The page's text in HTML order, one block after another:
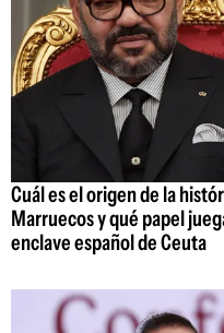
Cuál es el origen de la
Marruecos y qué papel
enclave español de Ceuta